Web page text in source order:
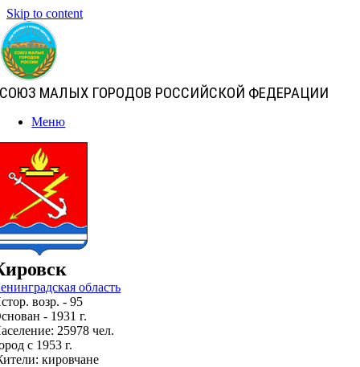
Skip to content
СОЮЗ МАЛЫХ ГОРОДОВ РОССИЙСКОЙ ФЕДЕРАЦИИ
Меню
область
возр. - 95
- 1931 г.
25978 чел.
с 1953 г.
кировчане